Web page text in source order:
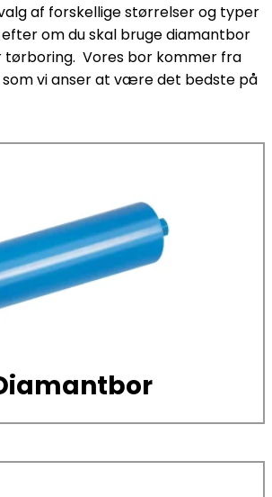
af forskellige størrelser og typer
om du skal bruge diamantbor
tørboring. Vores bor kommer fra
som vi anser at være det bedste på